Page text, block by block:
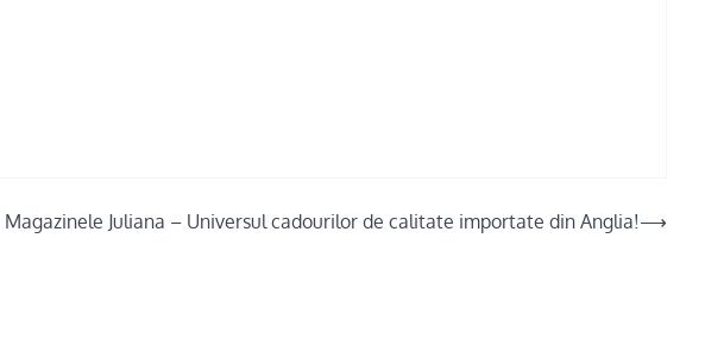
Magazinele Juliana – Universul cadourilor de calitate importate din Anglia!⟶